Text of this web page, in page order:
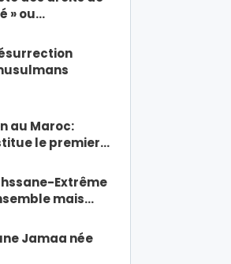
» ou…
au Maroc:
le premier…
Extrême
mais…
Jamaa née